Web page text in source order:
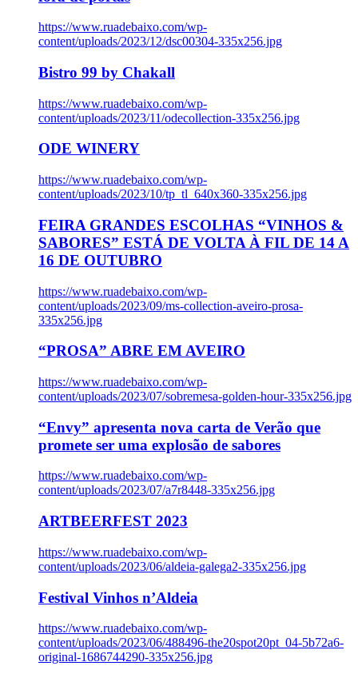
https://www.ruadebaixo.com/wp-
content/uploads/2023/12/dsc00304-335x256.jpg
Bistro 99 by Chakall
https://www.ruadebaixo.com/wp-
content/uploads/2023/11/odecollection-335x256.jpg
ODE WINERY
https://www.ruadebaixo.com/wp-
content/uploads/2023/10/tp_tl_640x360-335x256.jpg
FEIRA GRANDES ESCOLHAS “VINHOS &
SABORES” ESTÁ DE VOLTA À FIL DE 14 A
16 DE OUTUBRO
https://www.ruadebaixo.com/wp-
content/uploads/2023/09/ms-collection-aveiro-prosa-
335x256.jpg
“PROSA” ABRE EM AVEIRO
https://www.ruadebaixo.com/wp-
content/uploads/2023/07/sobremesa-golden-hour-335x256.jpg
“Envy” apresenta nova carta de Verão que
promete ser uma explosão de sabores
https://www.ruadebaixo.com/wp-
content/uploads/2023/07/a7r8448-335x256.jpg
ARTBEERFEST 2023
https://www.ruadebaixo.com/wp-
content/uploads/2023/06/aldeia-galega2-335x256.jpg
Festival Vinhos n’Aldeia
https://www.ruadebaixo.com/wp-
content/uploads/2023/06/488496-the20spot20pt_04-5b72a6-
original-1686744290-335x256.jpg